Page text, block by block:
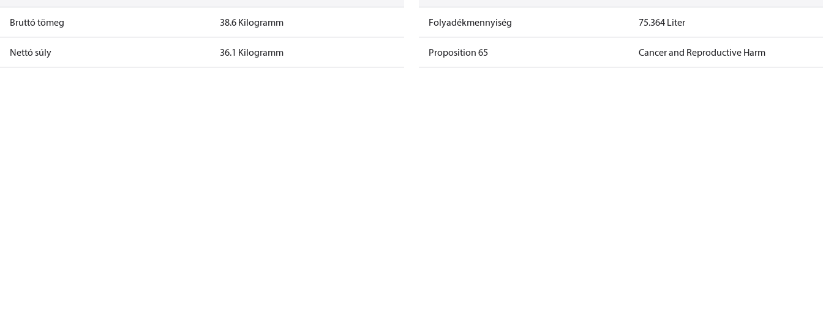
Bruttó tömeg 38.6 Kilogramm
Nettó súly 36.1 Kilogramm
Folyadékmennyiség 75.364 Liter
Proposition 65 Cancer and Reproductive Harm